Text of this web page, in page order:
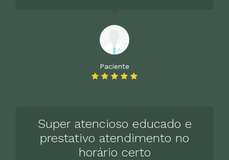
Paciente
Super atencioso educado e
prestativo atendimento no
horário certo